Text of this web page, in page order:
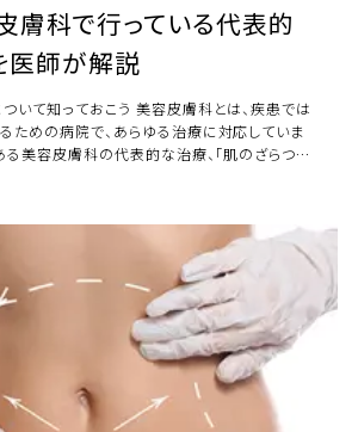
膚科で行っている代表的
医師が解説
いて知っておこう 美容皮膚科とは、疾患では
ための病院で、あらゆる治療に対応していま
る美容皮膚科の代表的な治療、「肌のざらつき